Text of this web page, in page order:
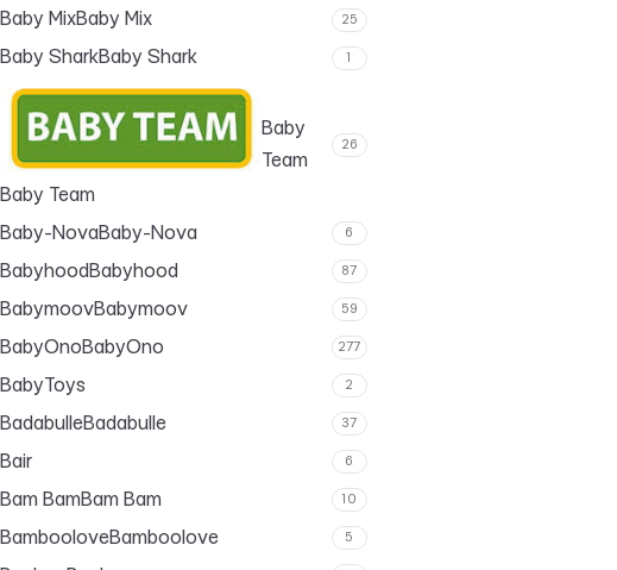
Baby MixBaby Mix 25
Baby SharkBaby Shark 1
Baby Team
Baby
Team
26
Baby-NovaBaby-Nova 6
Babyhood Babyhood 87
BabymoovBabymoov 59
BabyOnoBabyOno 277
BabyToys 2
BadabulleBadabulle 37
Bair 6
Bam BamBam Bam 10
BambooloveBamboolove 5